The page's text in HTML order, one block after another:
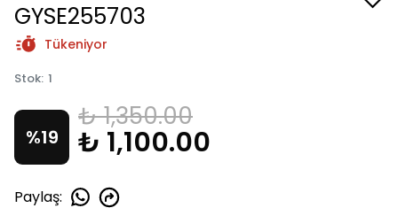
GYSE255703
Tükeniyor
Stok: 1
%19
₺ 1,350.00
₺ 1,100.00
Paylaş: